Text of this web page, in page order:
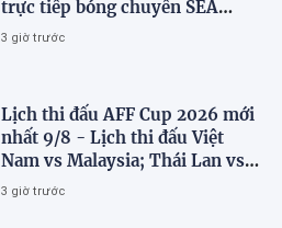
trực tiếp bóng chuyền SEA
V.Cup 2026 hôm nay 9/8
3 giờ trước
Lịch thi đấu AFF Cup 2026 mới
nhất 9/8 - Lịch thi đấu Việt
Nam vs Malaysia; Thái Lan vs
Singapore
3 giờ trước